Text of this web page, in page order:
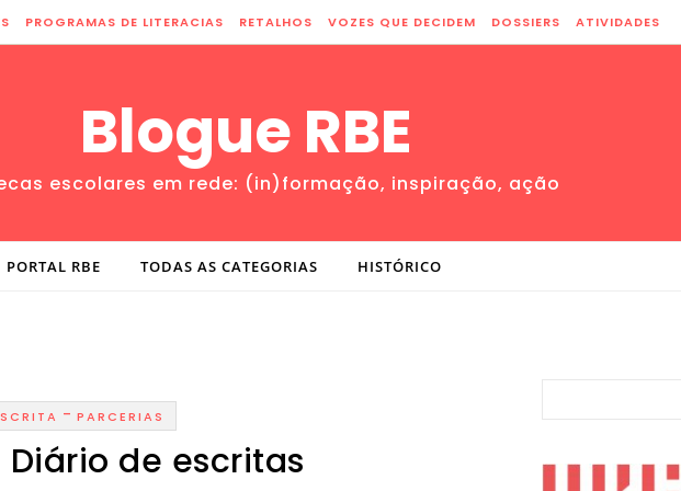
PROGRAMAS DE LITERACIAS RETALHOS VOZES QUE DECIDEM DOSSIERS ATIVIDADES
Blogue RBE
escolares em rede: (in)formação, inspiração, ação
PORTAL RBE TODAS AS CATEGORIAS HISTÓRICO
- PARCERIAS
de escritas